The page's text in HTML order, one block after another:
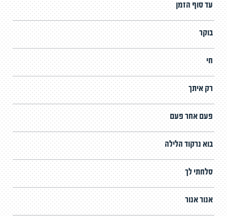
עד סוף הזמן
בוקר
חי
רק איתך
פעם אחר פעם
בוא נרקוד הלילה
סלחתי לך
אנור אנור